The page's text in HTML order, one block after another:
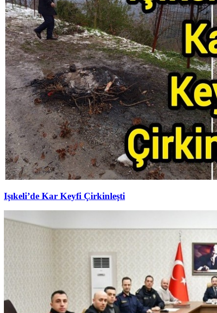
Işıkeli’de Kar Keyfi Çirkinleşti